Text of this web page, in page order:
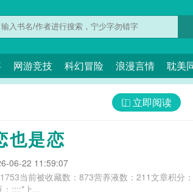
网游竞技 科幻冒险 浪漫言情 耽美
立即阅读
也是恋
06-22 11:59:07
当前被收藏数：873营养液数：211文章积分
;;;;*上...